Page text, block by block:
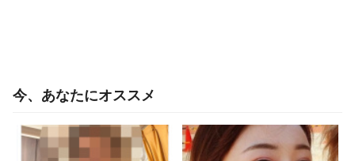
今、あなたにオススメ